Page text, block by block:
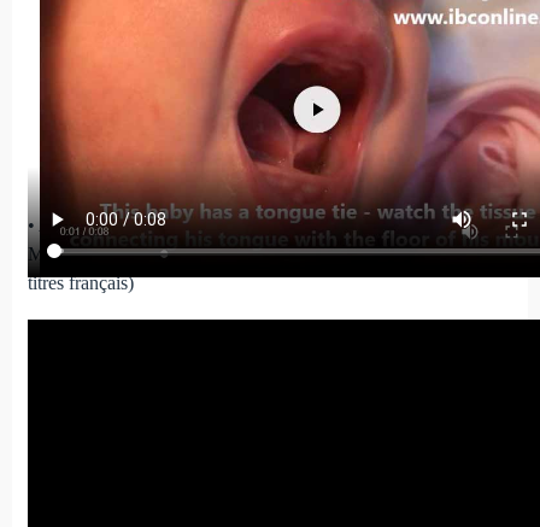
•Allaitement et traitement des freins buccaux
, interview du Dr
Martin Kaplan pour "Allaitement pour tous" (en anglais, sous-
titres français)